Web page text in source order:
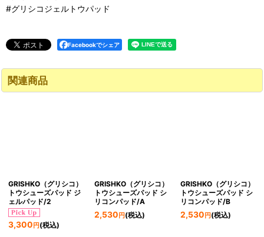
#グリシコジェルトウパッド
Facebookでシェア
関連商品
GRISHKO（グリシコ）
トウシューズパッド ジ
ェルパッド/2
3,300 円 (税込)
GRISHKO（グリシコ）
トウシューズパッド シ
リコンパッド/A
2,530 円(税込)
GRISHKO（グリシコ）
トウシューズパッド シ
リコンパッド/B
2,530 円(税込)